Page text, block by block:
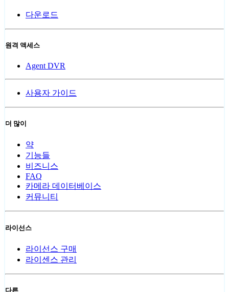
다운로드
원격 액세스
Agent DVR
사용자 가이드
더 많이
약
기능들
비즈니스
FAQ
카메라 데이터베이스
커뮤니티
라이선스
라이선스 구매
라이센스 관리
다른